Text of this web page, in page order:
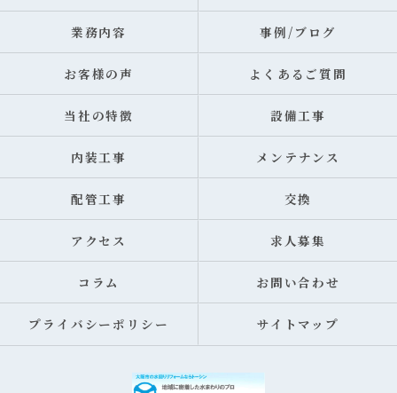
業務内容 事例/ブログ
お客様の声 よくあるご質問
当社の特徴 設備工事
内装工事 メンテナンス
配管工事 交換
アクセス 求人募集
コラム お問い合わせ
プライバシーポリシー サイトマップ